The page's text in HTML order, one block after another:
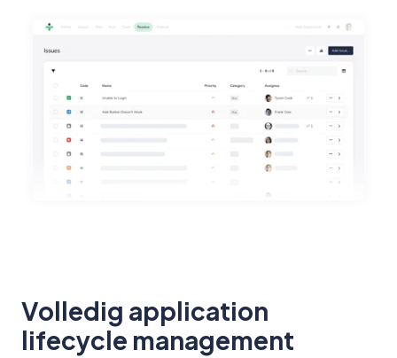
Volledig application
lifecycle management